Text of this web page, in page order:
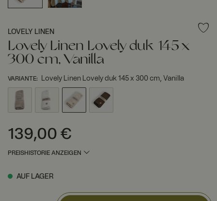
LOVELY LINEN
Lovely Linen Lovely duk 145 x
300 cm, Vanilla
VARIANTE: Lovely Linen Lovely duk 145 x 300 cm, Vanilla
Preis:139,00 €
139,00 €
PREISHISTORIE ANZEIGEN
AUF LAGER